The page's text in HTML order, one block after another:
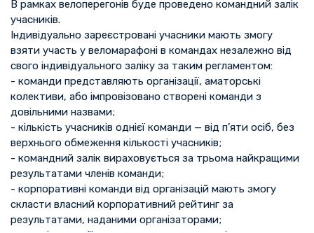
В рамках велоперегонів буде проведено командний залік
учасників.
Індивідуально зареєстровані учасники мають змогу
взяти участь у веломарафоні в командах незалежно від
свого індивідуального заліку за таким регламентом:
- команди представляють організації, аматорські
колективи, або імпровізовано створені команди з
довільними назвами;
- кількість учасників однієї команди — від п’яти осіб, без
верхнього обмеження кількості учасників;
- командний залік вираховується за трьома найкращими
результатами членів команди;
- корпоративні команди від організацій мають змогу
скласти власний корпоративний рейтинг за
результатами, наданими організаторами;